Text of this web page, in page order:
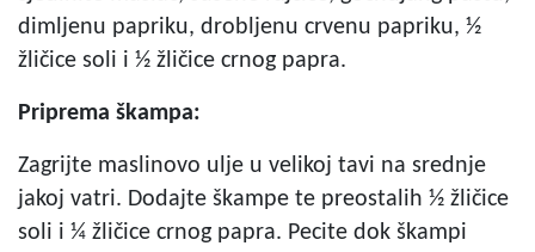
dimljenu papriku, drobljenu crvenu papriku, ½
žličice soli i ½ žličice crnog papra.
Priprema škampa:
Zagrijte maslinovo ulje u velikoj tavi na srednje
jakoj vatri. Dodajte škampe te preostalih ½ žličice
soli i ¼ žličice crnog papra. Pecite dok škampi